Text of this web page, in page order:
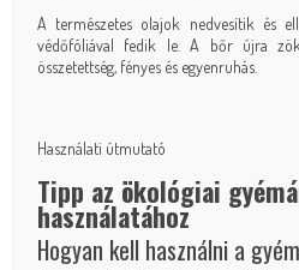
A természetes olajok nedvesítik és
védőfóliával fedik le. A bőr újra
összetettség, fényes és egyenruhás.
Használati útmutató
Tipp az ökológiai
használatához
Hogyan kell használni a